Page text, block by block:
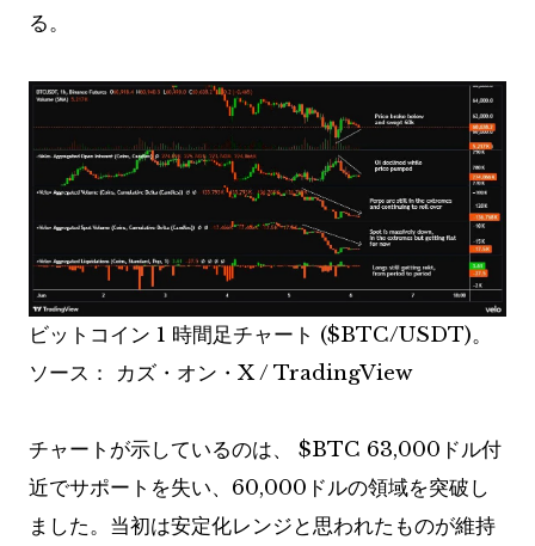
る。
ビットコイン 1 時間足チャート ($BTC/USDT)。
ソース： カズ・オン・X / TradingView
チャートが示しているのは、 $BTC 63,000ドル付
近でサポートを失い、60,000ドルの領域を突破し
ました。当初は安定化レンジと思われたものが維持